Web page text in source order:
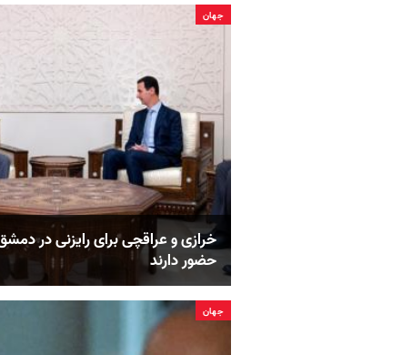
جهان
خرازی و عراقچی برای رایزنی در
حضور دارند
جهان